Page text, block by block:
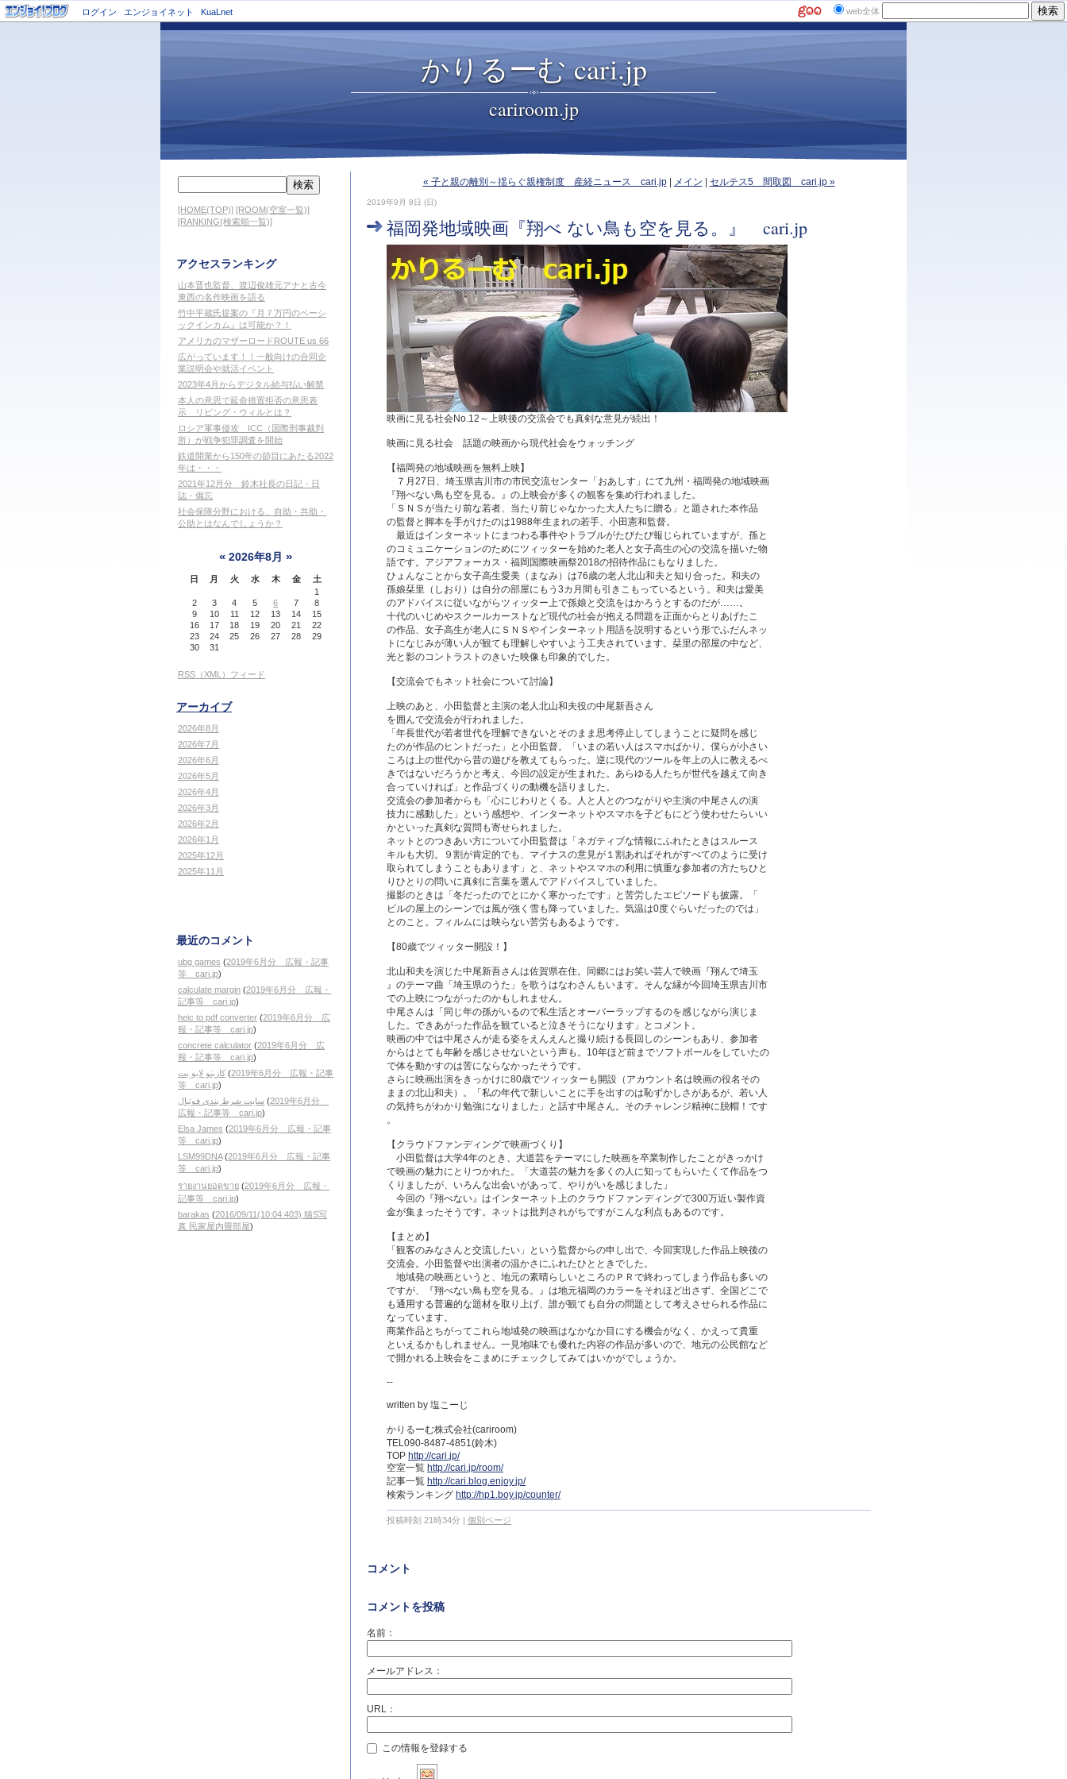
ログイン エンジョイネット KuaLnet web全体
かりるーむ cari.jp
cariroom.jp
[HOME(TOP)] [ROOM(空室一覧)]
[RANKING(検索順一覧)]
アクセスランキング
山本晋也監督、渡辺俊雄元アナと古今
東西の名作映画を語る
竹中平蔵氏提案の『月７万円のベーシ
ックインカム』は可能か？！
アメリカのマザーロードROUTE us 66
広がっています！！一般向けの合同企
業説明会や就活イベント
2023年4月からデジタル給与払い解禁
本人の意思で延命措置拒否の意思表
示 リビング・ウィルとは？
ロシア軍事侵攻 ICC（国際刑事裁判
所）が戦争犯罪調査を開始
鉄道開業から150年の節目にあたる2022
年は・・・
2021年12月分 鈴木社長の日記・日
誌・備忘
社会保障分野における、自助・共助・
公助とはなんでしょうか？
« 2026年8月 »
日 月 火 水 木 金
土
1
2
3 4 5 6 7
8
9
10 11 12 13 14
15
16
17 18 19 20 21
22
23
24 25 26 27 28
29
30
31
RSS（XML）フィード
アーカイブ
2026年8月
2026年7月
2026年6月
2026年5月
2026年4月
2026年3月
2026年2月
2026年1月
2025年12月
2025年11月
最近のコメント
ubg games (2019年6月分 広報・記事
等 cari.jp)
calculate margin (2019年6月分 広報・
記事等 cari.jp)
heic to pdf converter (2019年6月分 広
報・記事等 cari.jp)
concrete calculator (2019年6月分 広
報・記事等 cari.jp)
کازینو لایو بت (2019年6月分 広報・記事
等 cari.jp)
سایت شرط بندی فوتبال (2019年6月分
広報・記事等 cari.jp)
Elsa James (2019年6月分 広報・記事
等 cari.jp)
LSM99DNA(2019年6月分 広報・記事
等 cari.jp)
รายงานยอดขาย (2019年6月分 広報・
記事等 cari.jp)
barakas (2016/09/11(10:04:403) 猫S写
真 民家屋内畳部屋)
« 子と親の離別～揺らぐ親権制度 産経ニュース cari.jp| メイン セルテス5 間取図 cari.jp »
2019年9月 8日 (日)
福岡発地域映画『翔べ ない鳥も空を見る。』 cari.jp
映画に見る社会No.12～上映後の交流会でも真剣な意見が続出！
映画に見る社会 話題の映画から現代社会をウォッチング
【福岡発の地域映画を無料上映】
７月27日、埼玉県吉川市の市民交流センター「おあしす」にて九州・福岡発の地域映画
『翔べない鳥も空を見る。』の上映会が多くの観客を集め行われました。
「ＳＮＳが当たり前な若者、当たり前じゃなかった大人たちに贈る」と題された本作品
の監督と脚本を手がけたのは1988年生まれの若手、小田憲和監督。
最近はインターネットにまつわる事件やトラブルがたびたび報じられていますが、孫と
のコミュニケーションのためにツィッターを始めた老人と女子高生の心の交流を描いた物
語です。アジアフォーカス・福岡国際映画祭2018の招待作品にもなりました。
ひょんなことから女子高生愛美（まなみ）は76歳の老人北山和夫と知り合った。和夫の
孫娘栞里（しおり）は自分の部屋にもう3カ月間も引きこもっているという。和夫は愛美
のアドバイスに従いながらツィッター上で孫娘と交流をはかろうとするのだが……。
十代のいじめやスクールカーストなど現代の社会が抱える問題を正面からとりあげたこ
の作品、女子高生が老人にＳＮＳやインターネット用語を説明するという形でふだんネッ
トになじみが薄い人が観ても理解しやすいよう工夫されています。栞里の部屋の中など、
光と影のコントラストのきいた映像も印象的でした。
【交流会でもネット社会について討論】
上映のあと、小田監督と主演の老人北山和夫役の中尾新吾さん
を囲んで交流会が行われました。
「年長世代が若者世代を理解できないとそのまま思考停止してしまうことに疑問を感じ
たのが作品のヒントだった」と小田監督。「いまの若い人はスマホばかり。僕らが小さい
ころは上の世代から昔の遊びを教えてもらった。逆に現代のツールを年上の人に教えるべ
きではないだろうかと考え、今回の設定が生まれた。あらゆる人たちが世代を越えて向き
合っていければ」と作品づくりの動機を語りました。
交流会の参加者からも「心にじわりとくる。人と人とのつながりや主演の中尾さんの演
技力に感動した」という感想や、インターネットやスマホを子どもにどう使わせたらいい
かといった真剣な質問も寄せられました。
ネットとのつきあい方について小田監督は「ネガティブな情報にふれたときはスルース
キルも大切。９割が肯定的でも、マイナスの意見が１割あればそれがすべてのように受け
取られてしまうこともあります」と、ネットやスマホの利用に慎重な参加者の方たちひと
りひとりの問いに真剣に言葉を選んでアドバイスしていました。
撮影のときは「冬だったのでとにかく寒かったです」と苦労したエピソードも披露。「
ビルの屋上のシーンでは風が強く雪も降っていました。気温は0度ぐらいだったのでは」
とのこと。フィルムには映らない苦労もあるようです。
【80歳でツィッター開設！】
北山和夫を演じた中尾新吾さんは佐賀県在住。同郷にはお笑い芸人で映画『翔んで埼玉
』のテーマ曲「埼玉県のうた」を歌うはなわさんもいます。そんな縁が今回埼玉県吉川市
での上映につながったのかもしれません。
中尾さんは「同じ年の孫がいるので私生活とオーバーラップするのを感じながら演じま
した。できあがった作品を観ていると泣きそうになります」とコメント。
映画の中では中尾さんが走る姿をえんえんと撮り続ける長回しのシーンもあり、参加者
からはとても年齢を感じさせないという声も。10年ほど前までソフトボールをしていたの
で体を動かすのは苦にならなかったそうです。
さらに映画出演をきっかけに80歳でツィッターも開設（アカウント名は映画の役名その
ままの北山和夫）。「私の年代で新しいことに手を出すのは恥ずかしさがあるが、若い人
の気持ちがわかり勉強になりました」と話す中尾さん。そのチャレンジ精神に脱帽！です
。
【クラウドファンディングで映画づくり】
小田監督は大学4年のとき、大道芸をテーマにした映画を卒業制作したことがきっかけ
で映画の魅力にとりつかれた。「大道芸の魅力を多くの人に知ってもらいたくて作品をつ
くりましたが、いろんな出会いがあって、やりがいを感じました」
今回の『翔べない』はインターネット上のクラウドファンディングで300万近い製作資
金が集まったそうです。ネットは批判されがちですがこんな利点もあるのです。
【まとめ】
「観客のみなさんと交流したい」という監督からの申し出で、今回実現した作品上映後の
交流会。小田監督や出演者の温かさにふれたひとときでした。
地域発の映画というと、地元の素晴らしいところのＰＲで終わってしまう作品も多いの
ですが、『翔べない鳥も空を見る。』は地元福岡のカラーをそれほど出さず、全国どこで
も通用する普遍的な題材を取り上げ、誰が観ても自分の問題として考えさせられる作品に
なっています。
商業作品とちがってこれら地域発の映画はなかなか目にする機会がなく、かえって貴重
といえるかもしれません。一見地味でも優れた内容の作品が多いので、地元の公民館など
で開かれる上映会をこまめにチェックしてみてはいかがでしょうか。
--
written by 塩こーじ
かりるーむ株式会社(cariroom)
TEL090-8487-4851(鈴木)
TOP http://cari.jp/
空室一覧 http://cari.jp/room/
記事一覧 http://cari.blog.enjoy.jp/
検索ランキング http://hp1.boy.jp/counter/
投稿時刻 21時34分 個別ページ
コメント
コメントを投稿
名前：
メールアドレス：
URL：
この情報を登録する